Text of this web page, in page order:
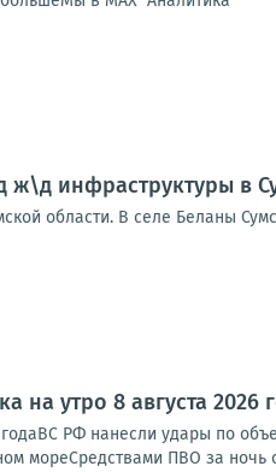
ж\д инфраструктуры в
области. В селе Беланы
на утро 8 августа 2026
годаВС РФ нанесли удары по
мореСредствами ПВО за ночь